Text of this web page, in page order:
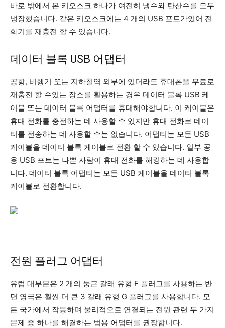
바로 밖에서 본 키오스크 하나가 여전히 냉수와 탄산수를 모두
냉장했습니다. 같은 키오스크에는 4 개의 USB 포트가있어 전
화기를 재충전 할 수 있습니다.
데이터 블록 USB 어댑터
공항, 비행기 또는 지하철역 외부에 있더라도 휴대폰을 무료로
재충전 할 수있는 장소를 활용하는 경우 데이터 블록 USB 케
이블 또는 데이터 블록 어댑터를 휴대해야합니다. 이 케이블은
휴대 전화를 충전하는 데 사용할 수 있지만 휴대 전화로 데이
터를 전송하는 데 사용할 수는 없습니다. 어댑터는 모든 USB
케이블을 데이터 블록 케이블로 전환 할 수 있습니다. 일부 공
용 USB 포트는 나쁜 사람이 휴대 전화를 해킹하는 데 사용합
니다. 데이터 블록 어댑터는 모든 USB 케이블을 데이터 블록
케이블로 전환합니다.
전원 플러그 어댑터
유럽 ​​대부분은 2 개의 둥근 갈래 유형 F 플러그를 사용하는 반
면 영국은 훨씬 더 큰 3 갈래 유형 G 플러그를 사용합니다. 모
든 국가에서 작동하며 물리적으로 연결되는 전원 관련 두 가지
문제 중 하나를 해결하는 범용 어댑터를 권장합니다.